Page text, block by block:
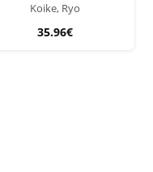
Koike, Ryo
35.96€